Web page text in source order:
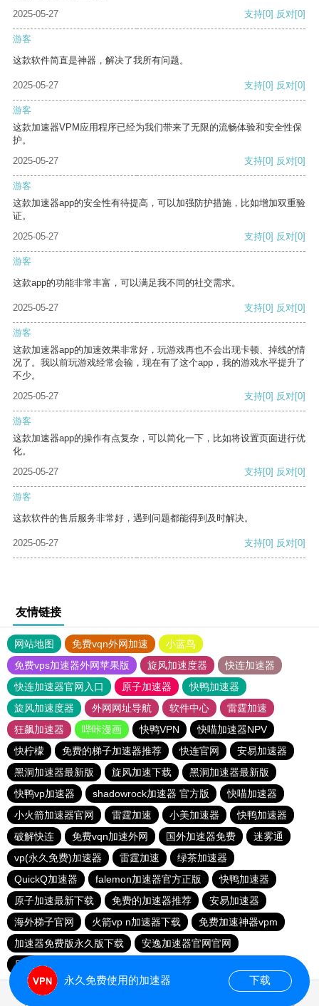
2025-05-27
支持[0] 反对[0]
游客
这款软件简直是神器，解决了我所有问题。
2025-05-27 支持[0] 反对[0]
游客
这款加速器VPM应用程序已经为我们带来了无限的流畅体验和安全性保
护。
2025-05-27
支持[0] 反对[0]
游客
这款加速器app的安全性有待提高，可以加强防护措施，比如增加双重验
证。
2025-05-27
支持[0] 反对[0]
游客
这款app的功能非常丰富，可以满足我不同的社交需求。
2025-05-27 支持[0] 反对[0]
游客
这款加速器app的加速效果非常好，玩游戏再也不会出现卡顿、掉线的情
况了。我以前玩游戏经常会输，现在有了这个app，我的游戏水平提升了
不少。
2025-05-27
支持[0] 反对[0]
游客
这款加速器app的操作有点复杂，可以简化一下，比如将设置页面进行优
化。
2025-05-27
支持[0] 反对[0]
游客
这款软件的售后服务非常好，遇到问题都能得到及时解决。
2025-05-27 支持[0] 反对[0]
友情链接
网站地图 免费vqn外网加速
小蓝鸟
免费vps加速器外网苹果版
旋风加速度器
快连加速器
快连加速器官网入口
原子加速器
快鸭加速器
旋风加速度器
外网网址导航 软件中心
雷霆加速
狂飙加速器
哔咔漫画 快鸭VPN
快喵加速器NPV
快柠檬
免费的梯子加速器推荐 快连官网
安易加速器
黑洞加速器最新版
旋风加速下载
黑洞加速器最新版
快鸭vp加速器
shadowrock加速器 官方版
快喵加速器
小火箭加速器官网
雷霆加速 小美加速器
快鸭加速器
破解快连
免费vqn加速外网 国外加速器免费
迷雾通
vp(永久免费)加速器
雷霆加速
绿茶加速器
QuickQ加速器
falemon加速器官方正版
快鸭加速器
原子加速最新下载
免费的加速器推荐
安易加速器
海外梯子官网
火箭vp n加速器下载
免费加速神器vpm
加速器免费版永久版下载
安逸加速器官网官网
原子加速器app下载官网免费
永久免费使用的加速器 下载